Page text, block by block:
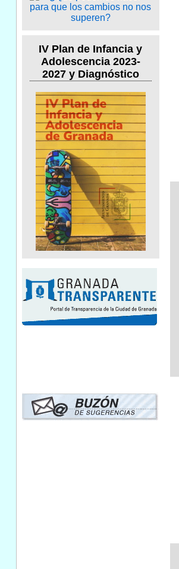
IV Plan de Infancia y
Adolescencia 2023-
2027 y Diagnóstico